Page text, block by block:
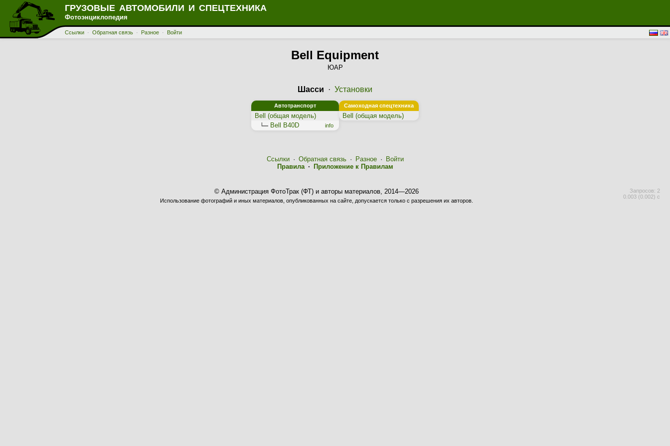
ГРУЗОВЫЕ АВТОМОБИЛИ И СПЕЦТЕХНИКА
Фотоэнциклопедия
Ссылки · Обратная связь · Разное · Войти
Bell Equipment
ЮАР
Шасси · Установки
Автотранспорт
Bell (общая модель)
Bell B40D
info
Самоходная спецтехника
Bell (общая модель)
Ссылки· Обратная связь· Разное·
Войти
Правила· Приложение к Правилам
Запросов: 2
0.003 (0.002) с
© Администрация ФотоТрак (ФТ) и авторы материалов, 2014—2026
Использование фотографий и иных материалов, опубликованных на сайте, допускается только с разрешения их авторов.